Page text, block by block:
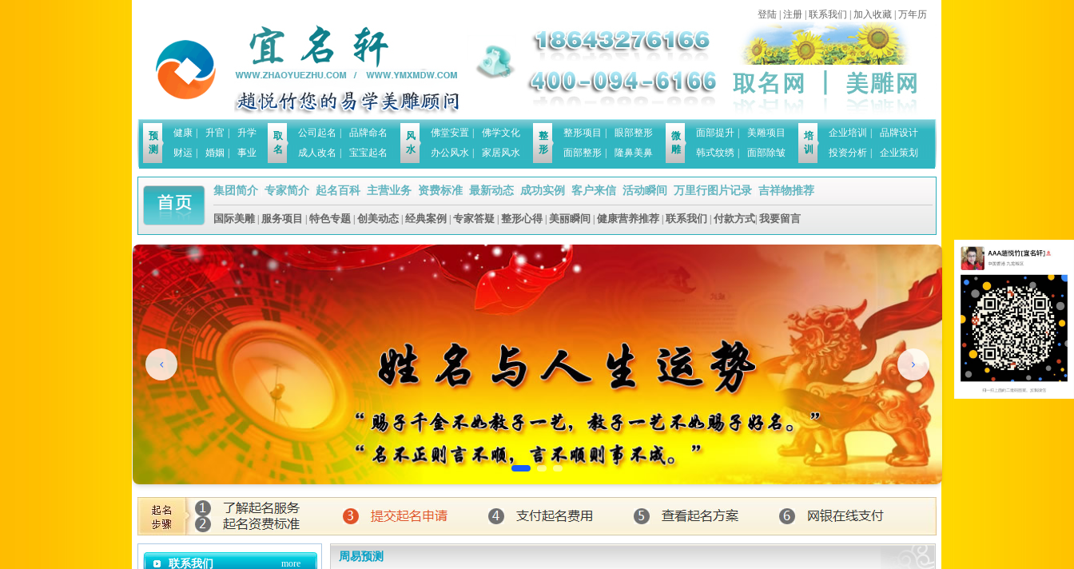
登陆 注册 联系我们 加入收藏 万年历
预
测
健康 升官
升学
财运
婚姻 事业
取
名
公司起名
品牌命名
成人改名
宝宝起名
风
水
佛堂安置
佛学文化
办公风水
家居风水
整
形
整形项目
眼部整形
面部整形
隆鼻美鼻
微
雕
面部提升
美雕项目
韩式纹绣
面部除皱
培
训
企业培训
品牌设计
投资分析
企业策划
集团简介| 专家简介| 起名百科| 主营业务| 资费标准| 最新动态| 成功实例 客户来信| 活动瞬间 万里行图片记录| 吉祥物推荐
国际美雕| 服务项目 特色专题| 创美动态| 经典案例 专家答疑| 整形心得| 美丽瞬间 健康营养推荐| 联系我们 付款方式| 我要留言
联系我们 more
周易预测